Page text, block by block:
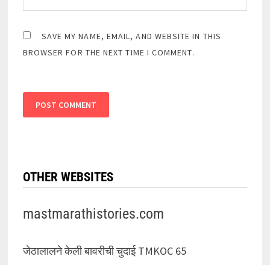
SAVE MY NAME, EMAIL, AND WEBSITE IN THIS
BROWSER FOR THE NEXT TIME I COMMENT.
OTHER WEBSITES
mastmarathistories.com
जेठालालने केली बावरीची चुदाई TMKOC 65